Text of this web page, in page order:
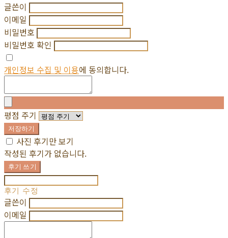
글쓴이
이메일
비밀번호
비밀번호 확인
개인정보 수집 및 이용에 동의합니다.
평점 주기
저장하기
사진 후기만 보기
작성된 후기가 없습니다.
후기 쓰기
후기 수정
글쓴이
이메일